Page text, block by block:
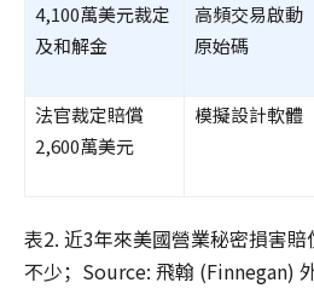
4,100萬美元裁定
及和解金
高頻交易啟動
原始碼
法官裁定賠償
2,600萬美元
模擬設計軟體
表2. 近3年來美國營業秘密損害
不少；Source: 飛翰 (Finnegan)